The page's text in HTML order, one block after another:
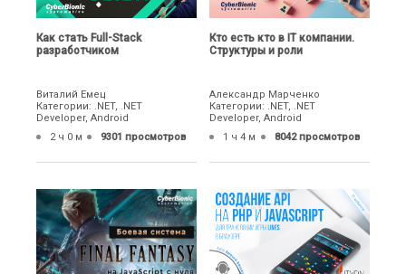
Как стать Full-Stack
разработчиком
Виталий Емец
Категории: .NET, .NET
Developer, Android
2 ч 0 м
9301 просмотров
Кто есть кто в IT компании.
Структуры и роли
Александр Марченко
Категории: .NET, .NET
Developer, Android
1 ч 4 м
8042 просмотров